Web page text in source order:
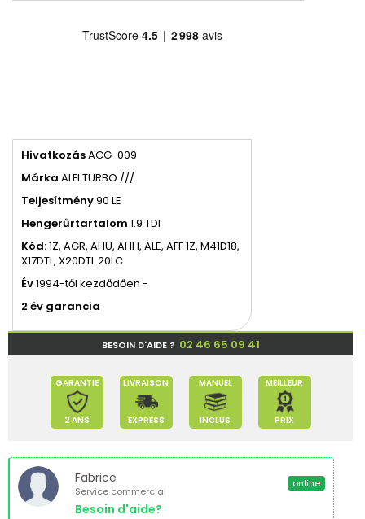
HivatkozásACG-009
Márka ALFI TURBO ///
Teljesítmény90 LE
Hengerűrtartalom 1.9 TDI
Kód:1Z, AGR, AHU, AHH, ALE, AFF 1Z, M41D18,
X17DTL, X20DTL 20LC
Év1994-től kezdődően -
2 év garancia
BESOIN D'AIDE ? 02 46 65 09 41
GARANTIE
2 ANS
LIVRAISON
EXPRESS
MANUEL
INCLUS
MEILLEUR
PRIX
Fabrice
Service commercial
Besoin d'aide?
online